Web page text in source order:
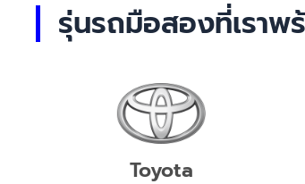
รุ่นรถมือสองที่เรา
Toyota